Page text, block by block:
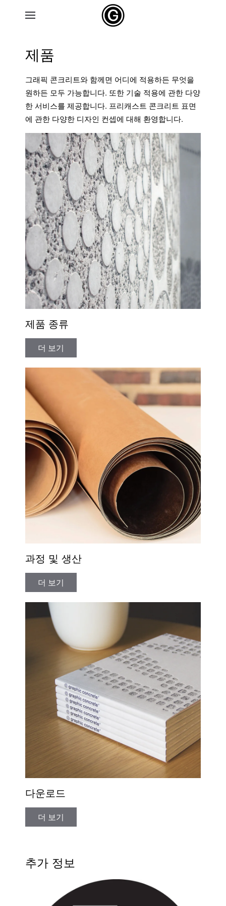
제품
그래픽 콘크리트와 함께면 어디에 적용하든 무엇을
원하든 모두 가능합니다. 또한 기술 적용에 관한 다양
한서비스를 제공합니다. 프리캐스트 콘크리트 표면
에 관한 다양한 디자인 컨셉에 대해 환영합니다.
제품 종류
더 보기
과정 및 생산
더 보기
다운로드
더 보기
추가 정보